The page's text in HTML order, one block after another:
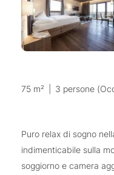
75 m² 3 persone
Puro relax di sogno
indimenticabile sulla
soggiorno e camera